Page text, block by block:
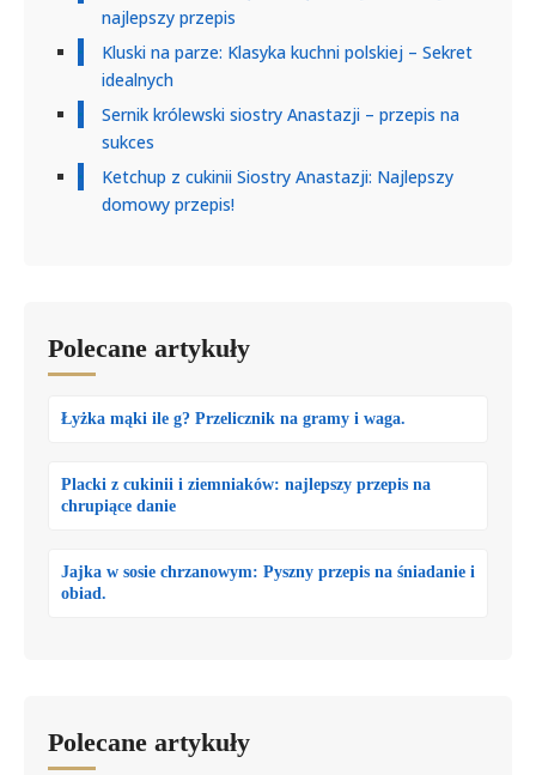
najlepszy przepis
Kluski na parze: Klasyka kuchni polskiej – Sekret
idealnych
Sernik królewski siostry Anastazji – przepis na
sukces
Ketchup z cukinii Siostry Anastazji: Najlepszy
domowy przepis!
Polecane artykuły
Łyżka mąki ile g? Przelicznik na gramy i waga.
Placki z cukinii i ziemniaków: najlepszy przepis na
chrupiące danie
Jajka w sosie chrzanowym: Pyszny przepis na śniadanie i
obiad.
Polecane artykuły